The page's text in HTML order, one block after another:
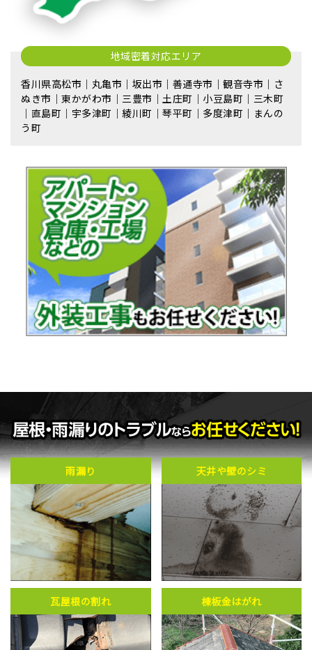
地域密着対応エリア
香川県高松市｜丸亀市｜坂出市｜善通寺市｜観音寺市｜さ
ぬき市｜東かがわ市｜三豊市｜土庄町｜小豆島町｜三木町
｜直島町｜宇多津町｜綾川町｜琴平町｜多度津町｜まんの
う町
雨漏り 天井や壁のシミ
瓦屋根の割れ 棟板金はがれ